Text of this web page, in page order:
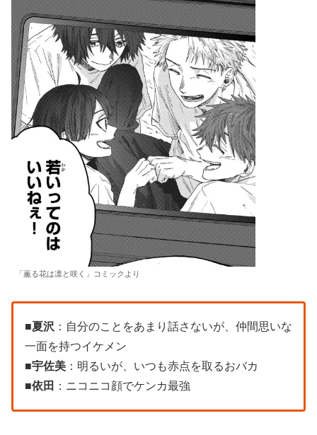
「薫る花は凛と咲く」コミックより
■夏沢 ：自分のことをあまり話さないが、仲間思いな
一面を持つイケメン
■宇佐美 ：明るいが、いつも赤点を取るおバカ
■依田 ：ニコニコ顔でケンカ最強